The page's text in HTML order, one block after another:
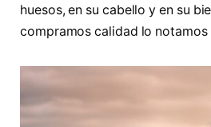
huesos, en su cabello y en su
compramos calidad lo notamos